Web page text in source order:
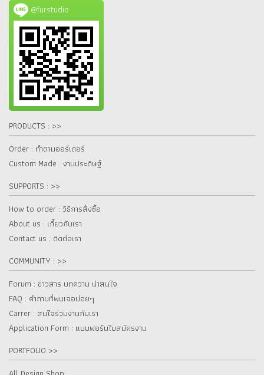
@furstudio
PRODUCTS : >>
Order : ทำตามออร์เดอร์
Custom Made : งานประดิษฐ์
SUPPORTS : >>
How to order : วิธีการสั่งซื้อ
About us : เกี๋ยวกับเรา
Contact us : ติดต่อเรา
COMMUNITY : >>
Forum : ข่าวสาร บทความ น่าสนใจ
FAQ : คำถามที่พบเจอบ่อยๆ
Carrer : สนใจร่วมงานกับเรา
Application Form : แบบฟอร์มใบสมัครงาน
PORTFOLIO >>